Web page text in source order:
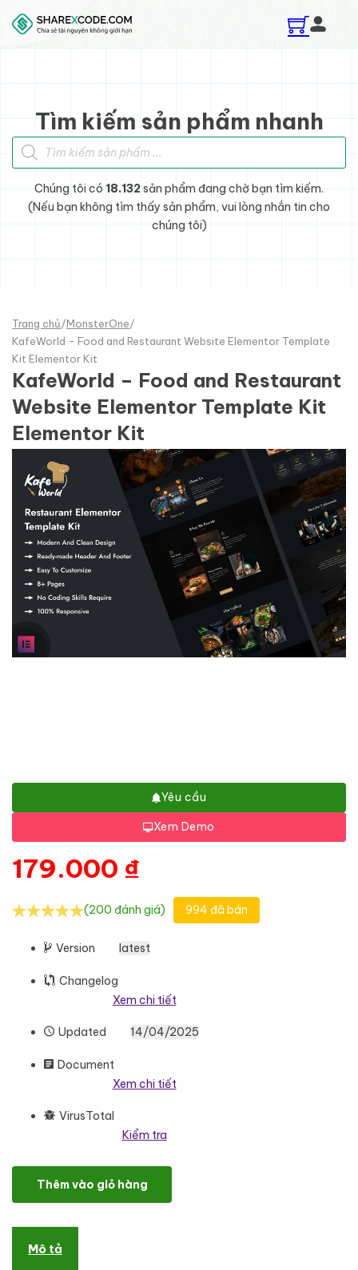
Skip to main content
Skip to footer
Tìm kiếm sản phẩm nhanh
Tìm kiếm sản phẩm
Chúng tôi có 18.132sản phẩm đang chờ bạn tìm kiếm.
(Nếu bạn không tìm thấy sản phẩm, vui lòng nhắn tin cho
chúng tôi)
Trang chủ/MonsterOne/
KafeWorld - Food and Restaurant Website Elementor Template
Kit Elementor Kit
KafeWorld – Food and Restaurant
Website Elementor Template Kit
Elementor Kit
Yêu cầu
Xem Demo
179.000 ₫
(200 đánh giá) 994 đã bán
Version latest
Changelog
Xem chi tiết
Updated 14/04/2025
Document
Xem chi tiết
VirusTotal
Kiểm tra
KafeWorld - Food and Restaurant Website Elementor Template
Thêm vào giỏ hàng
Mô tả